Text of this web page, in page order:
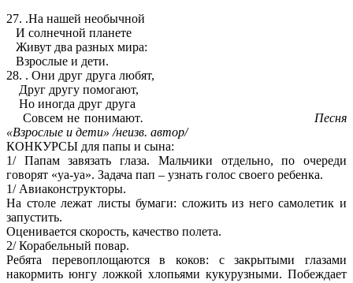
27. .На нашей необычной
И солнечной планете
Живут два разных мира:
Взрослые и дети.
28. . Они друг друга любят,
Друг другу помогают,
Но иногда друг друга
Совсем не понимают. Песня
«Взрослые и дети» /неизв. автор/
КОНКУРСЫ для папы и сына:
1/ Папам завязать глаза. Мальчики отдельно, по очереди
говорят «уа-уа». Задача пап – узнать голос своего ребенка.
1/ Авиаконструкторы.
На столе лежат листы бумаги: сложить из него самолетик и
запустить.
Оценивается скорость, качество полета.
2/ Корабельный повар.
Ребята перевоплощаются в коков: с закрытыми глазами
накормить юнгу ложкой хлопьями кукурузными. Побеждает